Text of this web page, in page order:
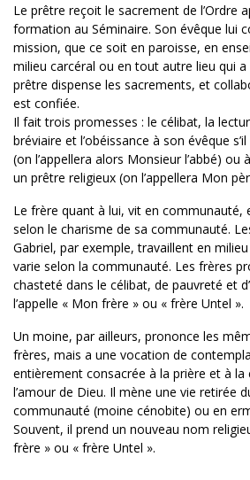
Le prêtre reçoit le sacrement de l’Ordre
formation au Séminaire. Son évêque lui
mission, que ce soit en paroisse, en
milieu carcéral ou en tout autre lieu qui a
prêtre dispense les sacrements, et
est confiée.
Il fait trois promesses : le célibat, la
bréviaire et l’obéissance à son évêque
(on l’appellera alors Monsieur l’abbé) ou
un prêtre religieux (on l’appellera Mon
Le frère quant à lui, vit en
selon le charisme de sa communauté.
Gabriel, par exemple, travaillent en
varie selon la communauté. Les frères
chasteté dans le célibat, de pauvreté et
l’appelle « Mon frère » ou « frère Untel ».
Un moine, par ailleurs, prononce les
frères, mais a une vocation de
entièrement consacrée à la prière et à
l’amour de Dieu. Il mène une vie retirée
communauté (moine cénobite) ou en
Souvent, il prend un nouveau nom
frère » ou « frère Untel ».